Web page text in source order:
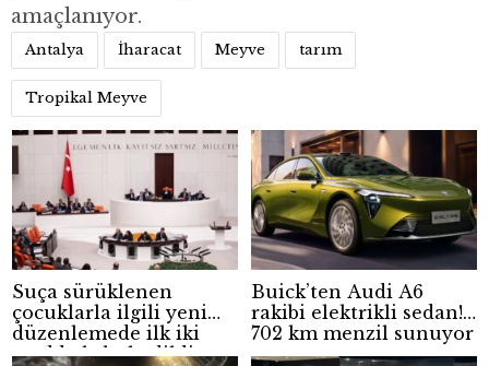
amaçlanıyor.
Antalya İharacat Meyve tarım
Tropikal Meyve
Suça sürüklenen
çocuklarla ilgili yeni
düzenlemede ilk iki
madde kabul edildi
Buick’ten Audi A6
rakibi elektrikli sedan!
702 km menzil sunuyor